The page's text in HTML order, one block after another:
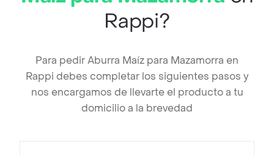
Rappi?
Para pedir Aburra Maíz para Mazamorra en
Rappi debes completar los siguientes pasos y
nos encargamos de llevarte el producto a tu
domicilio a la brevedad